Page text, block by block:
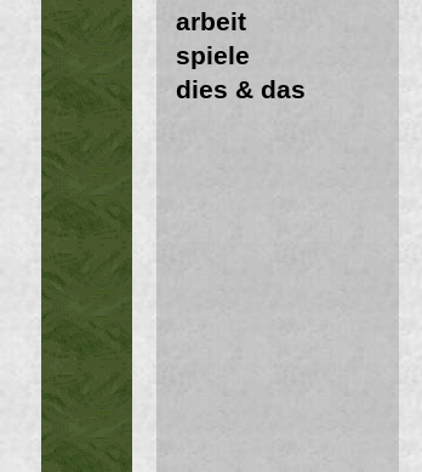
arbeit
spiele
dies & das